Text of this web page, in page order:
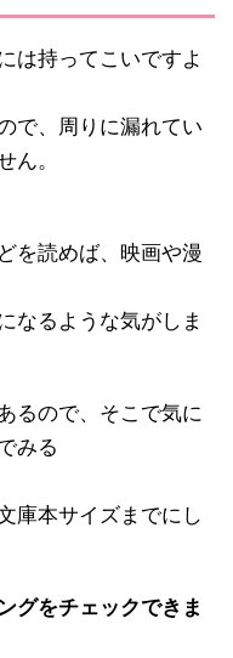
は持ってこいですよ
で、周りに漏れてい
ん。
を読めば、映画や漫
なるような気がしま
るので、そこで気に
みる
庫本サイズまでにし
グをチェックできま